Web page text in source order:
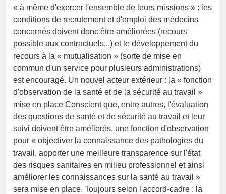
« à même d'exercer l'ensemble de leurs missions » : les
conditions de recrutement et d'emploi des médecins
concernés doivent donc être améliorées (recours
possible aux contractuels...) et le développement du
recours à la « mutualisation » (sorte de mise en
commun d'un service pour plusieurs administrations)
est encouragé. Un nouvel acteur extérieur : la « fonction
d'observation de la santé et de la sécurité au travail »
mise en place Conscient que, entre autres, l'évaluation
des questions de santé et de sécurité au travail et leur
suivi doivent être améliorés, une fonction d'observation
pour « objectiver la connaissance des pathologies du
travail, apporter une meilleure transparence sur l'état
des risques sanitaires en milieu professionnel et ainsi
améliorer les connaissances sur la santé au travail »
sera mise en place. Toujours selon l'accord-cadre : la